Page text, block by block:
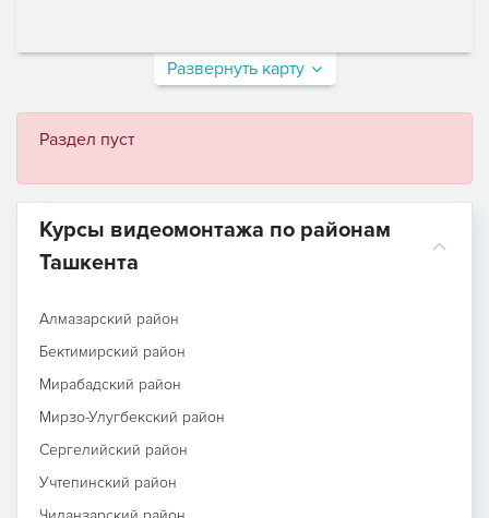
Развернуть карту
Раздел пуст
Курсы видеомонтажа по районам
Ташкента
Алмазарский район
Бектимирский район
Мирабадский район
Мирзо-Улугбекский район
Сергелийский район
Учтепинский район